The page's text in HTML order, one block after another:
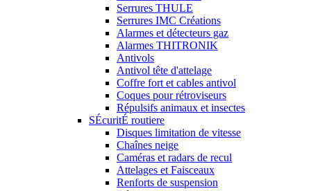
Serrures THULE
Serrures IMC Créations
Alarmes et détecteurs gaz
Alarmes THITRONIK
Antivols
Antivol tête d'attelage
Coffre fort et cables antivol
Coques pour rétroviseurs
Répulsifs animaux et insectes
SÉcuritÉ routiere
Disques limitation de vitesse
Chaînes neige
Caméras et radars de recul
Attelages et Faisceaux
Renforts de suspension